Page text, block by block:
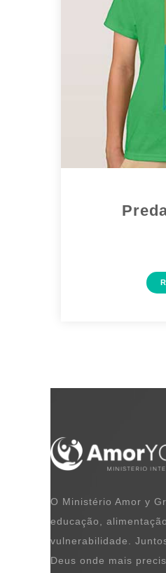
O Ministério Amor y
educação,
vulnerabilidade.
Deus onde mais